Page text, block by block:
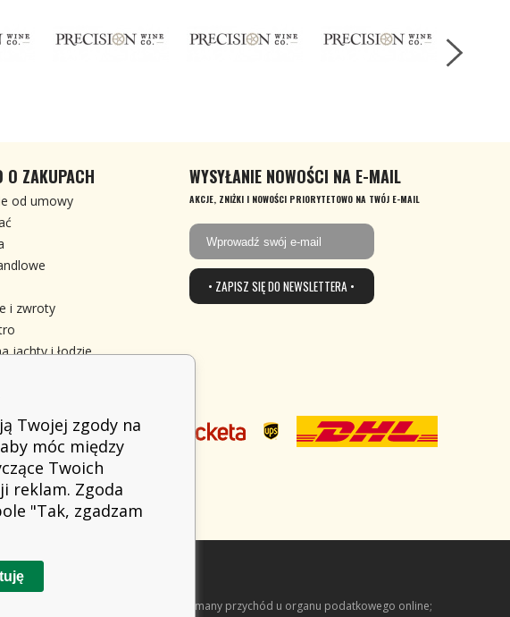
O ZAKUPACH
od umowy
i zwroty
jachty i łodzie
WYSYŁANIE NOWOŚCI NA E-MAIL
AKCJE, ZNIŻKI I NOWOŚCI PRIORYTETOWO NA TWÓJ E-MAIL
• ZAPISZ SIĘ DO NEWSLETTERA •
zobowiązany zarejestrować otrzymany przychód u organu podatkowego online;
Twojej zgody na
móc między
Twoich
reklam. Zgoda
"Tak, zgadzam